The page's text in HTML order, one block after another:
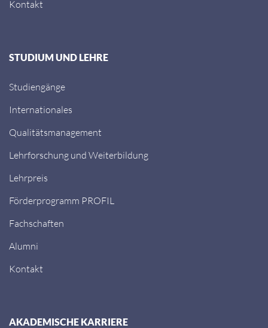
Kontakt
STUDIUM UND LEHRE
Studiengänge
Internationales
Qualitätsmanagement
Lehrforschung und Weiterbildung
Lehrpreis
Förderprogramm PROFIL
Fachschaften
Alumni
Kontakt
AKADEMISCHE KARRIERE